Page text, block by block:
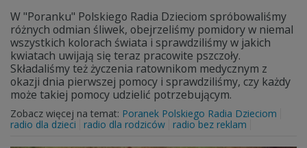
W "Poranku" Polskiego Radia Dzieciom spróbowaliśmy
różnych odmian śliwek, obejrzeliśmy pomidory w niemal
wszystkich kolorach świata i sprawdziliśmy w jakich
kwiatach uwijają się teraz pracowite pszczoły.
Składaliśmy też życzenia ratownikom medycznym z
okazji dnia pierwszej pomocy i sprawdziliśmy, czy każdy
może takiej pomocy udzielić potrzebującym.
Zobacz więcej na temat: Poranek Polskiego Radia Dzieciom
radio dla dzieci
radio dla rodziców radio bez reklam